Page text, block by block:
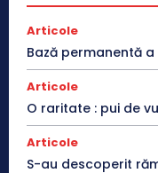
Articole
Bază permanentă a
Articole
O raritate : pui de
Articole
S-au descoperit